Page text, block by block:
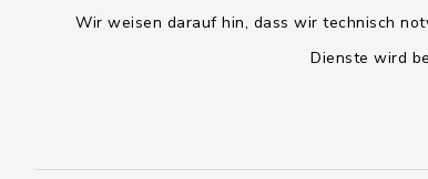
Wir weisen darauf hin, dass wir technisch
Dienste wird
Kardinal-Wendel-Str. 96